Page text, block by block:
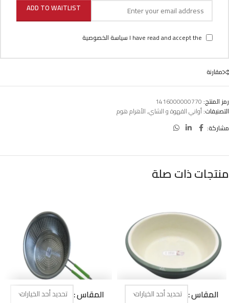
ADD TO WAITLIST
I have read and accept the سياسة الخصوصية
مقارنة
رمز المنتج:1416000000770
التصنيفات:أواني القهوة و الشاي,الأهرام هوم
مشاركة:
منتجات ذات صلة
المقاس المقاس